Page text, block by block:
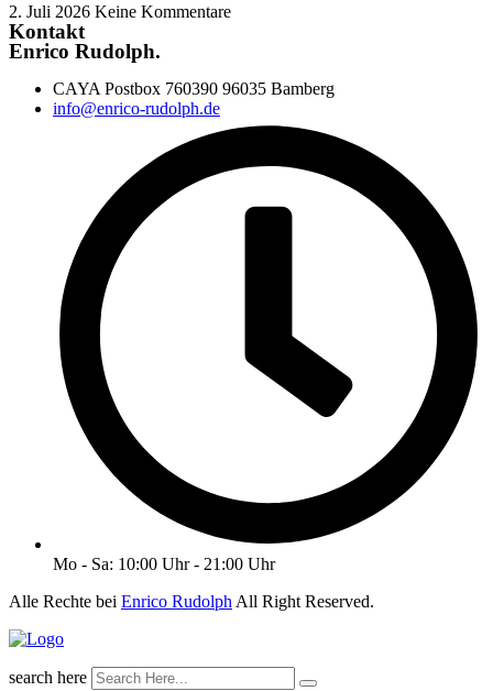
2. Juli 2026 Keine Kommentare
Kontakt
Enrico Rudolph.
CAYA Postbox 760390 96035 Bamberg
info@enrico-rudolph.de
Mo - Sa: 10:00 Uhr - 21:00 Uhr
Alle Rechte bei Enrico Rudolph All Right Reserved.
search here